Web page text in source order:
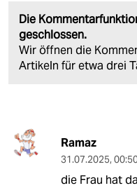
Die
geschlossen.
Wir öffnen die
Artikeln für etwa drei
Ramaz
31.07.2025,
die Frau hat